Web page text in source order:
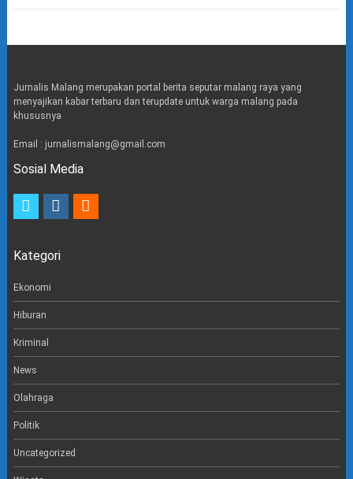
Jurnalis Malang merupakan portal berita seputar malang raya yang
menyajikan kabar terbaru dan terupdate untuk warga malang pada
khususnya
Email : jurnalismalang@gmail.com
Sosial Media
t
r
a
a
Kategori
Ekonomi
Hiburan
Kriminal
News
Olahraga
Politik
Uncategorized